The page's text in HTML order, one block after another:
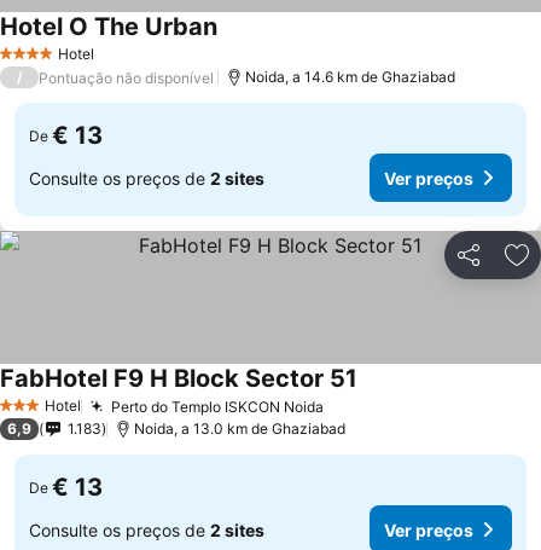
4 EstrelasHotel
Hotel O The UrbanVer preços
/ Pontuação não disponível Noida, a 14.6 km de Ghaziabad
De € 13
Consulte os preços de 2 sites Ver preços
Partilhar
3 EstrelasHotel Perto do Templo ISKCON Noida
FabHotel F9 H Block Sector 51
6,9 1.183 Noida, a 13.0 km de Ghaziabad
De € 13
Consulte os preços de 2 sites Ver preços